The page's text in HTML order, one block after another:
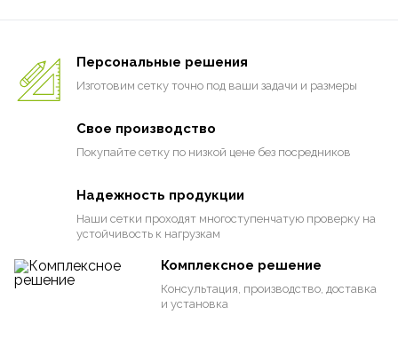
Персональные решения
Изготовим сетку точно под ваши задачи и размеры
Свое производство
Покупайте сетку по низкой цене без посредников
Надежность продукции
Наши сетки проходят многоступенчатую проверку на
устойчивость к нагрузкам
Комплексное решение
Консультация, производство, доставка
и установка